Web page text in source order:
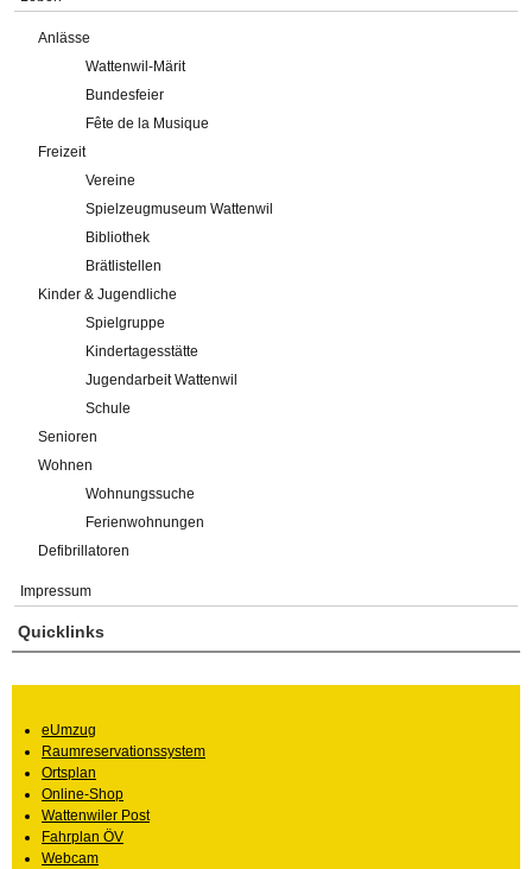
Anlässe
Wattenwil-Märit
Bundesfeier
Fête de la Musique
Freizeit
Vereine
Spielzeugmuseum Wattenwil
Bibliothek
Brätlistellen
Kinder & Jugendliche
Spielgruppe
Kindertagesstätte
Jugendarbeit Wattenwil
Schule
Senioren
Wohnen
Wohnungssuche
Ferienwohnungen
Defibrillatoren
Impressum
Quicklinks
eUmzug
Raumreservationssystem
Ortsplan
Online-Shop
Wattenwiler Post
Fahrplan ÖV
Webcam